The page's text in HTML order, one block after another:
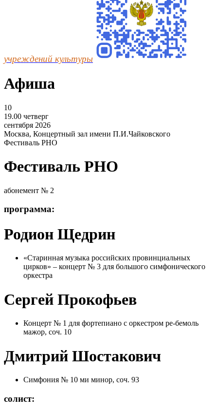
учреждений культуры
Афиша
10
19.00 четверг
сентября 2026
Москва, Концертный зал имени П.И.Чайковского
Фестиваль РНО
Фестиваль РНО
абонемент № 2
программа:
Родион Щедрин
«Старинная музыка российских провинциальных
цирков» – концерт № 3 для большого симфонического
оркестра
Сергей Прокофьев
Концерт № 1 для фортепиано с оркестром ре-бемоль
мажор, соч. 10
Дмитрий Шостакович
Симфония № 10 ми минор, соч. 93
солист: